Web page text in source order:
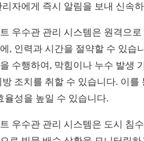
리자에게 즉시 알림을 보내 신속
우수관 관리 시스템은 원격으
, 인력과 시간을 절약할 수 있습
수행하여, 막힘이나 누수 발생
방 조치를 취할 수 있습니다. 이
율성을 높일 수 있습니다.
우수관 관리 시스템은 도시 침